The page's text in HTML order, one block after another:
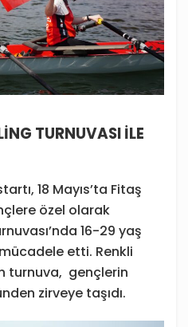
TURNUVASI İLE
18 Mayıs’ta Fitaş
özel olarak
16-29 yaş
etti. Renkli
turnuva, gençlerin
zirveye taşıdı.